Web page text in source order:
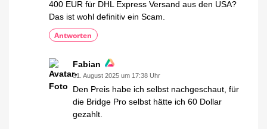
400 EUR für DHL Express Versand aus den USA?
Das ist wohl definitiv ein Scam.
Antworten
Fabian
31. August 2025 um 17:38 Uhr
Den Preis habe ich selbst nachgeschaut, für
die Bridge Pro selbst hätte ich 60 Dollar
gezahlt.